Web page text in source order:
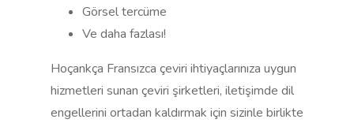
Görsel tercüme
Ve daha fazlası!
Hoçankça Fransızca çeviri ihtiyaçlarınıza uygun
hizmetleri sunan çeviri şirketleri, iletişimde dil
engellerini ortadan kaldırmak için sizinle birlikte